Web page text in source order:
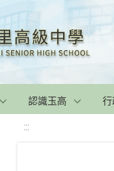
認識玉高 行
:::